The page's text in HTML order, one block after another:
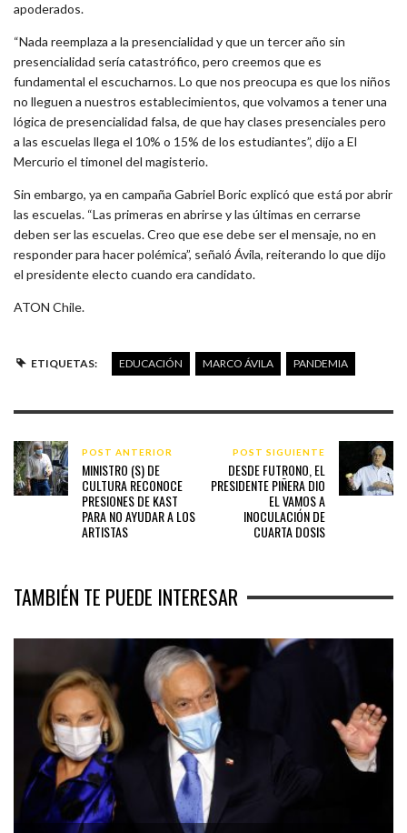
apoderados.
“Nada reemplaza a la presencialidad y que un tercer año sin
presencialidad sería catastrófico, pero creemos que es
fundamental el escucharnos. Lo que nos preocupa es que los niños
no lleguen a nuestros establecimientos, que volvamos a tener una
lógica de presencialidad falsa, de que hay clases presenciales pero
a las escuelas llega el 10% o 15% de los estudiantes”, dijo a El
Mercurio el timonel del magisterio.
Sin embargo, ya en campaña Gabriel Boric explicó que está por abrir
las escuelas. “Las primeras en abrirse y las últimas en cerrarse
deben ser las escuelas. Creo que ese debe ser el mensaje, no en
responder para hacer polémica”, señaló Ávila, reiterando lo que dijo
el presidente electo cuando era candidato.
ATON Chile.
ETIQUETAS: EDUCACIÓN MARCO ÁVILA PANDEMIA
POST ANTERIOR
MINISTRO (S) DE
CULTURA RECONOCE
PRESIONES DE KAST
PARA NO AYUDAR A LOS
ARTISTAS
POST SIGUIENTE
DESDE FUTRONO, EL
PRESIDENTE PIÑERA DIO
EL VAMOS A
INOCULACIÓN DE
CUARTA DOSIS
TAMBIÉN TE PUEDE INTERESAR